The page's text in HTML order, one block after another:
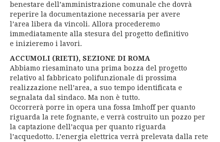
benestare dell’amministrazione comunale che dovrà
reperire la documentazione necessaria per avere
l’area libera da vincoli. Allora procederemo
immediatamente alla stesura del progetto definitivo
e inizieremo i lavori.
ACCUMOLI (RIETI), SEZIONE DI ROMA
Abbiamo riesaminato una prima bozza del progetto
relativo al fabbricato polifunzionale di prossima
realizzazione nell’area, a suo tempo identificata e
segnalata dal sindaco. Ma non è tutto.
Occorrerà porre in opera una fossa Imhoff per quanto
riguarda la rete fognante, e verrà costruito un pozzo per
la captazione dell’acqua per quanto riguarda
l’acquedotto. L’energia elettrica verrà prelevata dalla rete